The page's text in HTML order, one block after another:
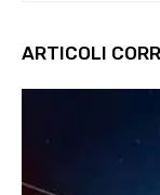
ARTICOLI